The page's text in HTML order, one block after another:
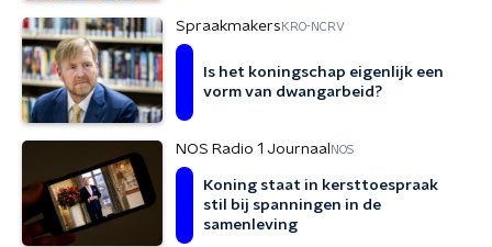
Spraakmakers KRO-NCRV
Is het koningschap eigenlijk een
vorm van dwangarbeid?
NOS Radio 1 Journaal NOS
Koning staat in kersttoespraak
stil bij spanningen in de
samenleving